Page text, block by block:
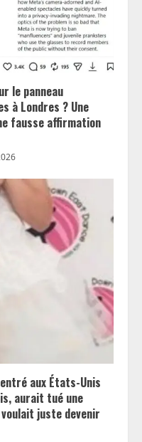
le panneau
à Londres ? Une
fausse affirmation
aux États-Unis
aurait tué une
juste devenir